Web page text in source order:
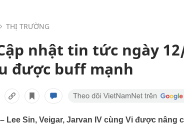
THỊ TRƯỜNG
nhật tin tức ngày
được buff mạnh
Lee Sin, Veigar, Jarvan IV cùng Vi được